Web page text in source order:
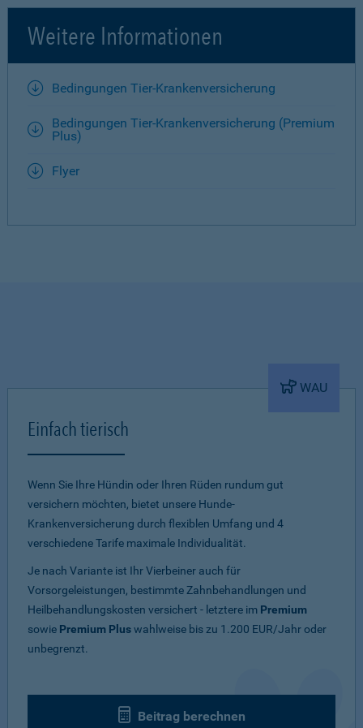
Weitere Informationen
Bedingungen Tier-Krankenversicherung
Bedingungen Tier-Krankenversicherung (Premium
Plus)
Flyer
WAU
Einfach tierisch
Wenn Sie Ihre Hündin oder Ihren Rüden rundum gut
versichern möchten, bietet unsere Hunde-
Krankenversicherung durch flexiblen Umfang und 4
verschiedene Tarife maximale Individualität.
Je nach Variante ist Ihr Vierbeiner auch für
Vorsorgeleistungen, bestimmte Zahnbehandlungen und
Heilbehandlungskosten versichert - letztere im Premium
sowie Premium Pluswahlweise bis zu 1.200 EUR/Jahr oder
unbegrenzt.
Beitrag berechnen